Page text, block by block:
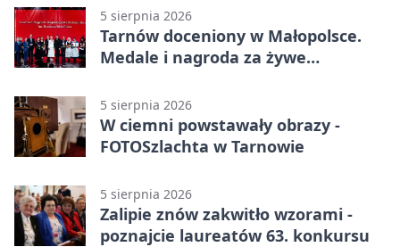
5 sierpnia 2026
Tarnów doceniony w Małopolsce.
Medale i nagroda za żywe
5 sierpnia 2026
W ciemni powstawały obrazy -
FOTOSzlachta w Tarnowie
5 sierpnia 2026
Zalipie znów zakwitło wzorami -
poznajcie laureatów 63. konkursu